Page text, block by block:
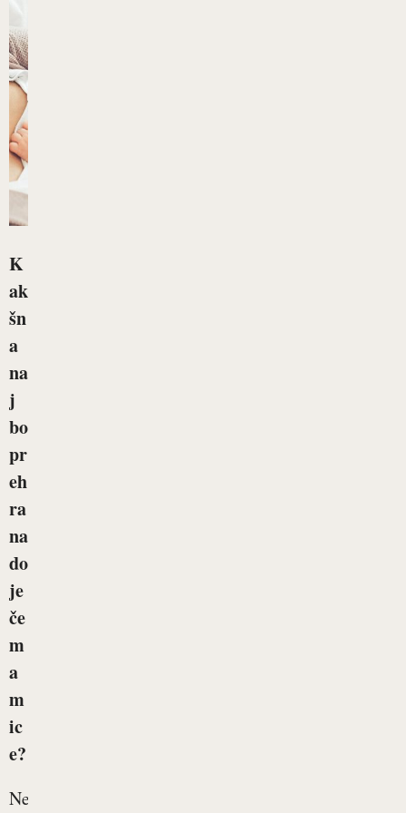
K
ak
šn
a
na
j
bo
pr
eh
ra
na
do
je
če
m
a
m
ic
e?
Neprespane